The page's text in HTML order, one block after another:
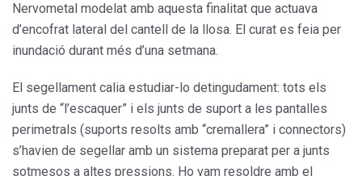
Nervometal modelat amb aquesta finalitat que actuava
d’encofrat lateral del cantell de la llosa. El curat es feia per
inundació durant més d’una setmana.
El segellament calia estudiar-lo detingudament: tots els
junts de “l’escaquer” i els junts de suport a les pantalles
perimetrals (suports resolts amb “cremallera” i connectors)
s’havien de segellar amb un sistema preparat per a junts
sotmesos a altes pressions. Ho vam resoldre amb el